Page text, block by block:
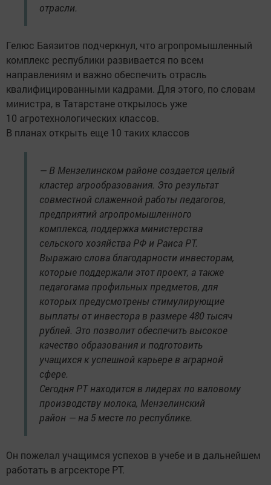
отрасли.
Гелюс Баязитов подчеркнул, что агропромышленный
комплекс республики развивается по всем
направлениям и важно обеспечить отрасль
квалифицированными кадрами. Для этого, по словам
министра, в Татарстане открылось уже
10 агротехнологических классов.
В планах открыть еще 10 таких классов
— В Мензелинском районе создается целый
кластер агрообразования. Это результат
совместной слаженной работы педагогов,
предприятий агропромышленного
комплекса, поддержка министерства
сельского хозяйства РФ и Раиса РТ.
Выражаю слова благодарности инвесторам,
которые поддержали этот проект, а также
педагогама профильных предметов, для
которых предусмотрены стимулирующие
выплаты от инвестора в размере 480 тысяч
рублей. Это позволит обеспечить высокое
качество образования и подготовить
учащихся к успешной карьере в аграрной
сфере.
Сегодня РТ находится в лидерах по валовому
производству молока, Мензелинский
район — на 5 месте по республике.
Он пожелал учащимся успехов в учебе и в дальнейшем
работать в агрсекторе РТ.